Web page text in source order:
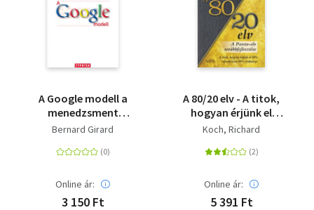
A Google modell a
menedzsment
forradalma
Bernard Girard
Online ár:
3 150 Ft
A 80/20 elv - A titok,
hogyan érjünk el
többet kevesebbel?
Koch, Richard
Online ár:
5 391 Ft